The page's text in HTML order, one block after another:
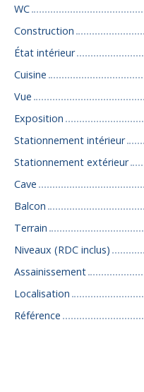
WC
Construction
État intérieur
Cuisine
Vue
Exposition
Stationnement intérieur
Stationnement extérieur
Cave
Balcon
Terrain
Niveaux (RDC inclus)
Assainissement
Localisation
Référence